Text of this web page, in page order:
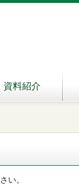
資料紹介
い。